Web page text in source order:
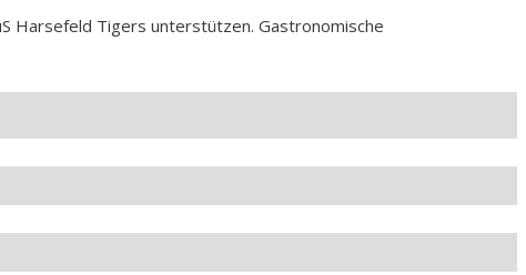
Harsefeld Tigers unterstützen. Gastronomische